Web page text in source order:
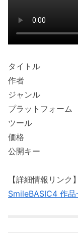
タイトル ：
作者
ジャンル
プラットフォー
ツール
価格 ：
公開キー ：
【詳細情報リンク
SmileBASIC4 作品